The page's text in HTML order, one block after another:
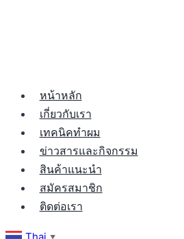
หน้าหลัก
เกี่ยวกับเรา
เทคนิคทำผม
ข่าวสารและกิจกรรม
สินค้าแนะนำ
สมัครสมาชิก
ติดต่อเรา
▼